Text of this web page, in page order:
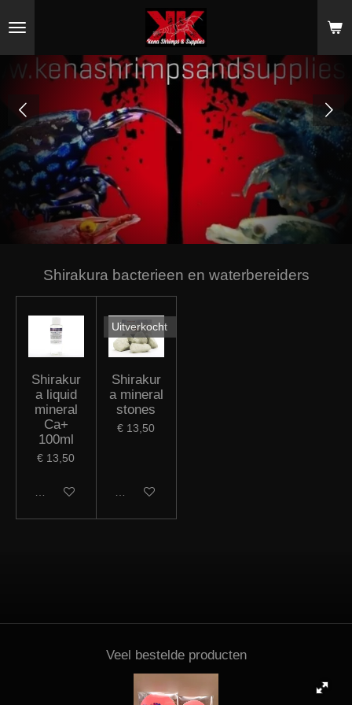
direct
hoofdinhoud
Shirakura bacterieen en waterbereiders
Shirakur
a liquid
mineral
Ca+
100ml
€ 13,50
In winkelwagen
Uitverkocht
Shirakur
a mineral
stones
€ 13,50
Houd mij op de hoogte
Veel bestelde producten